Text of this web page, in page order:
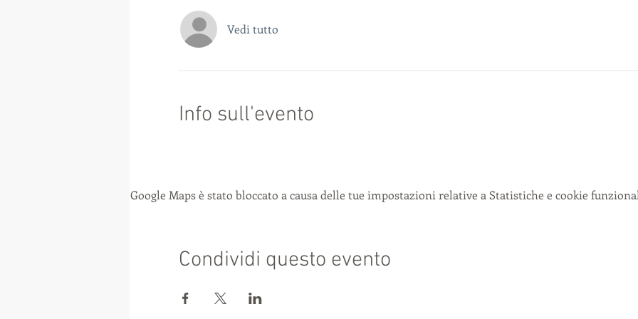
Vedi tutto
Info sull'evento
Google Maps è stato bloccato a causa delle tue impostazioni relative a Statistiche e cookie
Condividi questo evento